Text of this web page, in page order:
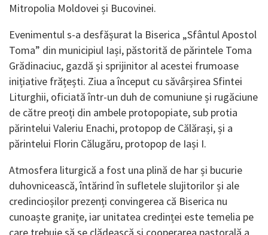
Mitropolia Moldovei și Bucovinei.
Evenimentul s-a desfășurat la Biserica „Sfântul Apostol
Toma” din municipiul Iași, păstorită de părintele Toma
Grădinaciuc, gazdă și sprijinitor al acestei frumoase
inițiative frățești. Ziua a început cu săvârșirea Sfintei
Liturghii, oficiată într-un duh de comuniune și rugăciune
de către preoți din ambele protopopiate, sub protia
părintelui Valeriu Enachi, protopop de Călărași, și a
părintelui Florin Călugăru, protopop de Iași I.
Atmosfera liturgică a fost una plină de har și bucurie
duhovnicească, întărind în sufletele slujitorilor și ale
credincioșilor prezenți convingerea că Biserica nu
cunoaște granițe, iar unitatea credinței este temelia pe
care trebuie să se clădească și cooperarea pastorală a